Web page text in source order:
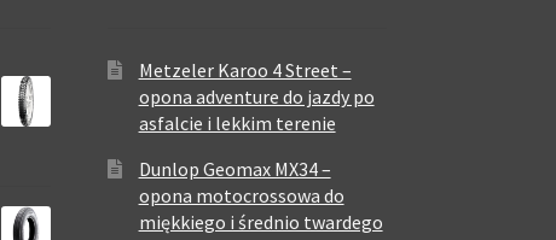
Metzeler Karoo 4 Street –
opona adventure do jazdy po
asfalcie i lekkim terenie
Dunlop Geomax MX34 –
opona motocrossowa do
miękkiego i średnio twardego